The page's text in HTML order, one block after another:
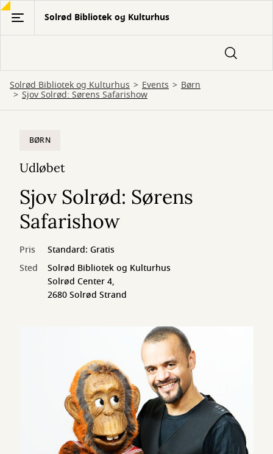
Gå
hovedindhold
Solrød Bibliotek og Kulturhus
Solrød Bibliotek og Kulturhus Events Børn
Sjov Solrød: Sørens Safarishow
BØRN
Udløbet
Sjov Solrød: Sørens
Safarishow
Pris
Standard: Gratis
Sted
Solrød Bibliotek og Kulturhus
Solrød Center 4,
2680 Solrød Strand